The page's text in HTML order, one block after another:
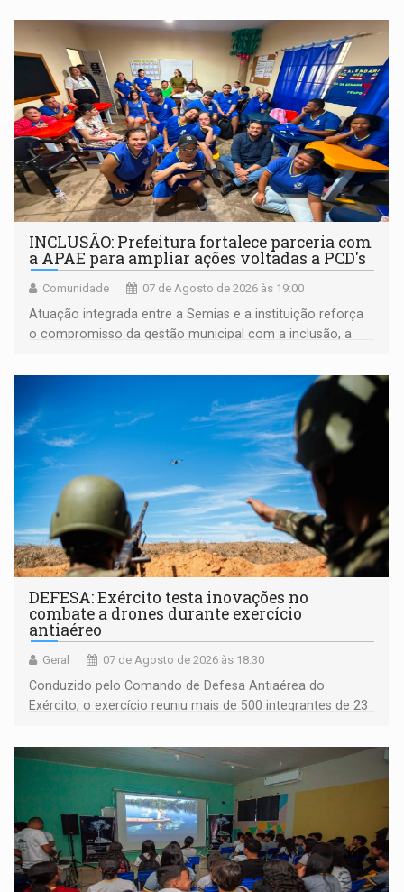
INCLUSÃO: Prefeitura fortalece parceria com
a APAE para ampliar ações voltadas a PCD's
Comunidade 07 de Agosto de 2026 às 19:00
Atuação integrada entre a Semias e a instituição reforça
o compromisso da gestão municipal com a inclusão, a
DEFESA: Exército testa inovações no
combate a drones durante exercício
antiaéreo
Geral 07 de Agosto de 2026 às 18:30
Conduzido pelo Comando de Defesa Antiaérea do
Exército, o exercício reuniu mais de 500 integrantes de 23